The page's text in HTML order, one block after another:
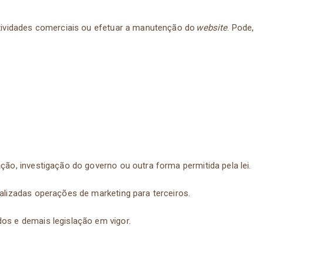
comerciais ou efetuar a manutenção do website. Pode,
investigação do governo ou outra forma permitida pela lei.
operações de marketing para terceiros.
e demais legislação em vigor.